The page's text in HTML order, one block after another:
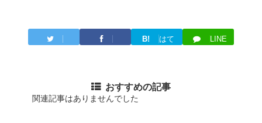
B!
はて
LINE
おすすめの記事
関連記事はありませんでした